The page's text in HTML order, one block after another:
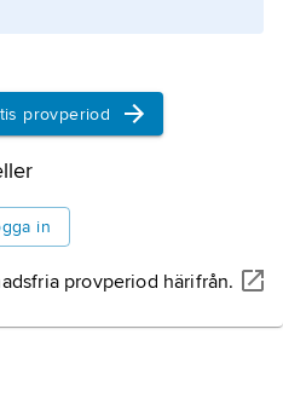
artikeln
provperiod
in
provperiod härifrån.